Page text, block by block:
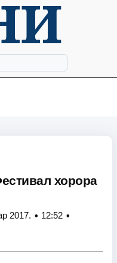
хорора
2017. • 12:52 •